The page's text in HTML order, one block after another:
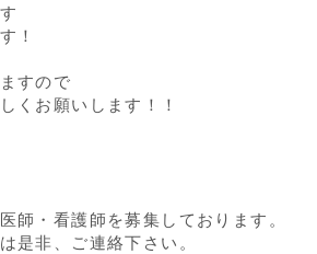
！
すので
くお願いします！！
師・看護師を募集しております。
是非、ご連絡下さい。